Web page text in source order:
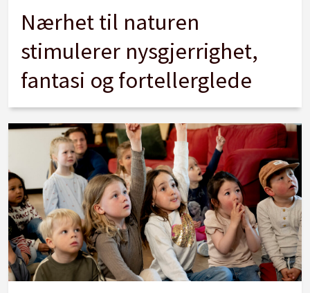
Nærhet til naturen
stimulerer nysgjerrighet,
fantasi og fortellerglede